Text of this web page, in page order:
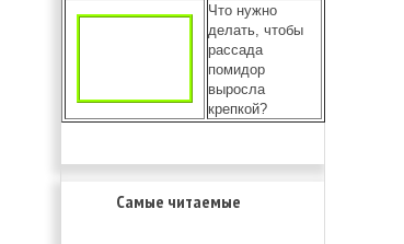
Что нужно
делать, чтобы
рассада
помидор
выросла
крепкой?
Самые читаемые